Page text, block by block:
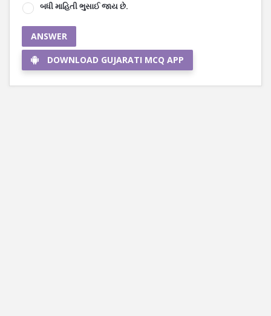
બધી માહિતી ભુસાઈ જાય છે.
ANSWER
DOWNLOAD GUJARATI MCQ APP